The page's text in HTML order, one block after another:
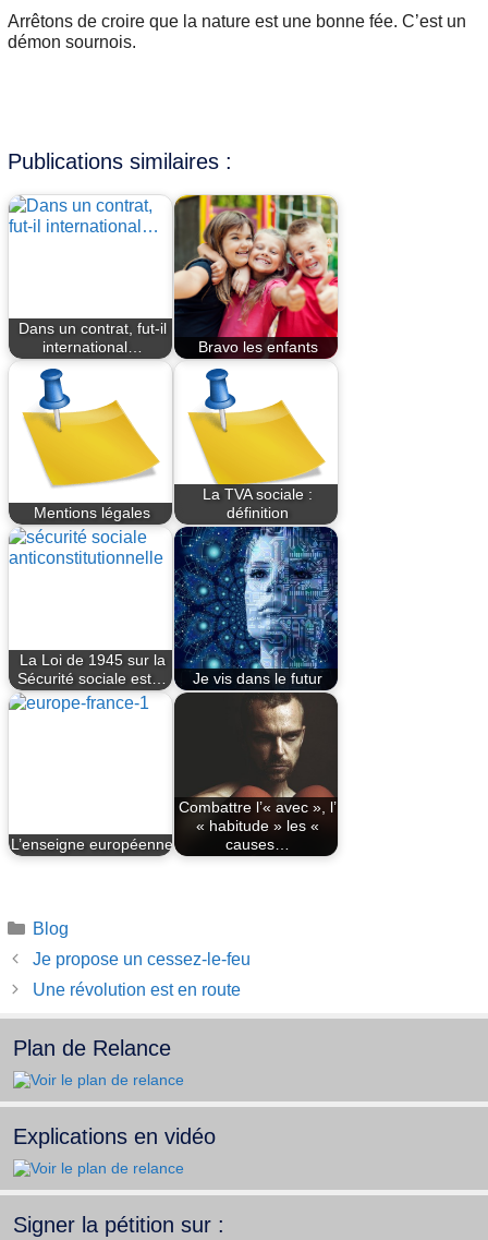
Arrêtons de croire que la nature est une bonne fée. C’est un
démon sournois.
Publications similaires :
Dans un contrat, fut-il
international…
Bravo les enfants
Mentions légales
La TVA sociale :
définition
La Loi de 1945 sur la
Sécurité sociale est…
Je vis dans le futur
L’enseigne européenne
Combattre l’« avec », l’
« habitude » les «
causes…
Catégories
Blog
Je propose un cessez-le-feu
Une révolution est en route
Plan de Relance
Explications en vidéo
Signer la pétition sur :